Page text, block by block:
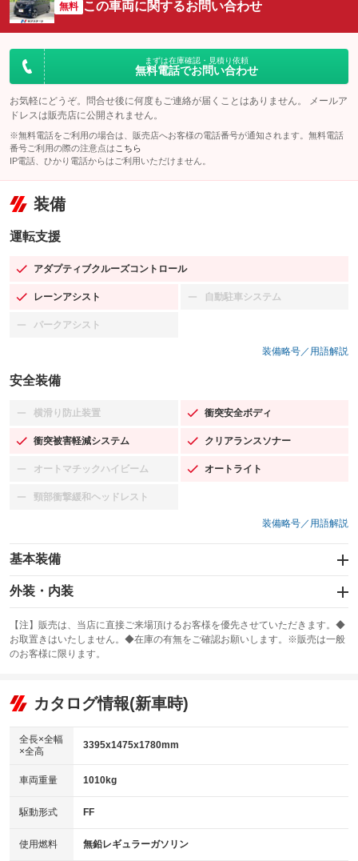
無料 この車両に関するお問い合わせ
まずは在庫確認・見積り依頼
無料電話でお問い合わせ
お気軽にどうぞ。問合せ後に何度もご連絡が届くことはありません。 メールア
ドレスは販売店に公開されません。
※無料電話をご利用の場合は、販売店へお客様の電話番号が通知されます。無料電話
番号ご利用の際の注意点は こちら
IP電話、ひかり電話からはご利用いただけません。
装備
運転支援
アダプティブクルーズコントロール
：装備あり
レーンアシスト
：装備あり 自動駐車システム
：装備なし
パークアシスト
：装備なし
装備略号／用語解説
安全装備
横滑り防止装置
：装備なし 衝突安全ボディ
：装備あり
衝突被害軽減システム
：装備あり クリアランスソナー
：装備あり
オートマチックハイビーム
：装備なし オートライト
：装備あり
頸部衝撃緩和ヘッドレスト
：装備なし
装備略号／用語解説
基本装備
エアバッグ：運転席/助手席/サイド
：装備あり
：装備あり
サンルーフ
：装備なし ABS
リフトアップ
：装備なし
：装備なし
パワーウィンドウ
アイドリングストップ
：装備あり
USB入力端子
：装備なし
100V電源
：装備なし
外装・内装
カーナビ：SDナビ
：装備あり
TV：フルセグ
：装備あり
ビジュアル：-／DVD再生
：装備あり
：装備あり
革シート
キーレス
HID(キセノンライト)
：装備なし
バックカメラ
：装備あり
【注】販売は、当店に直接ご来場頂けるお客様を優先させていただきます。◆
お取置きはいたしません。◆在庫の有無をご確認お願いします。※販売は一般
のお客様に限ります。
カタログ情報(新車時)
全長×全幅
×全高
3395x1475x1780mm
車両重量 1010kg
駆動形式 FF
使用燃料 無鉛レギュラーガソリン